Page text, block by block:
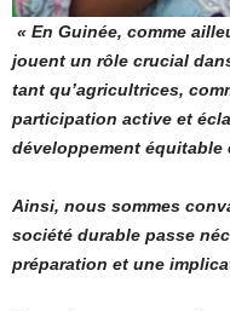
« En Guinée, comme
jouent un rôle crucial
tant qu’agricultrices,
participation active et
développement équitable
Ainsi, nous sommes
société durable passe
préparation et une